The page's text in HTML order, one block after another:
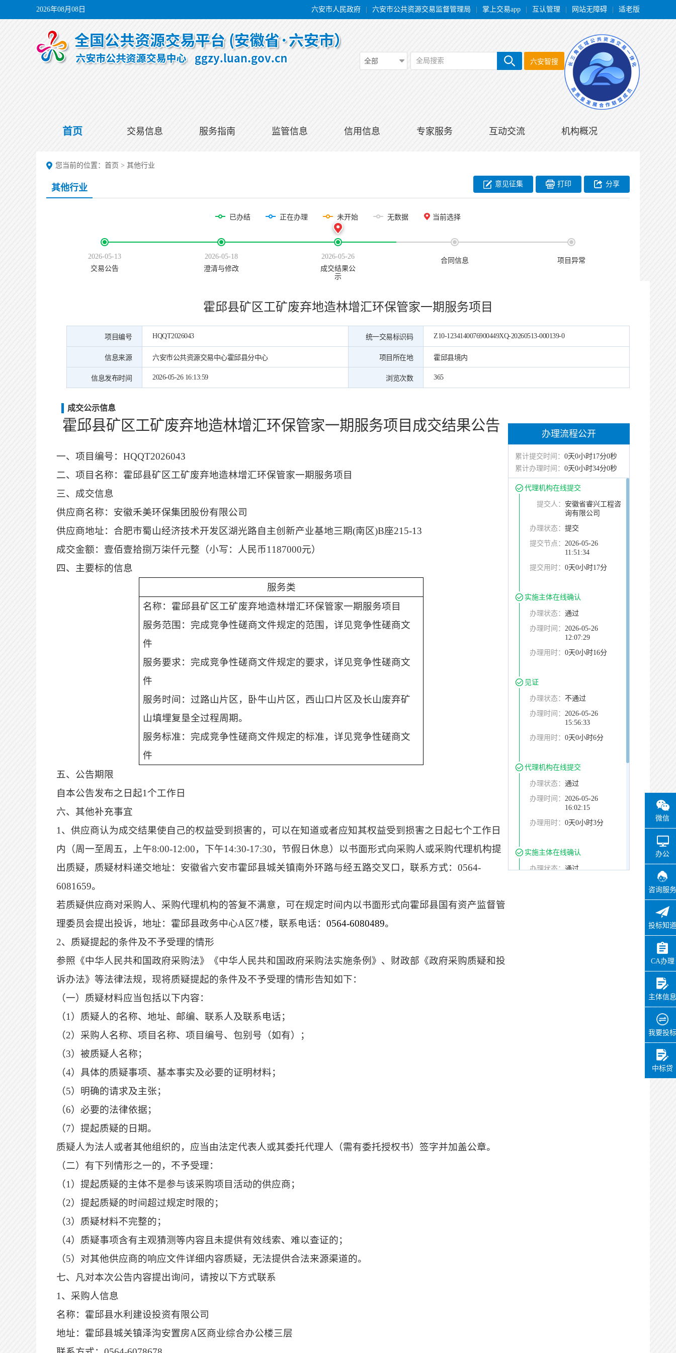
2026年08月08日 六安市人民政府 六安市公共资源交易监督管理局 掌上交易app 互认管理 网站无障碍 适老版
全部 全局搜索 六安智搜
首页 交易信息 服务指南 监管信息 信用信息 专家服务 互动交流 机构概况
微信
办公
咨询服务
投标知道
CA办理
主体信息
我要投标
中标贷
您当前的位置： 首页 > 其他行业
其他行业 意见征集 分享
打印
已办结 正在办理 未开始 无数据 当前选择
2026-05-13
交易公告
2026-05-18
澄清与修改
2026-05-26
成交结果公
示
合同信息 项目异常
霍邱县矿区工矿废弃地造林增汇环保管家一期服务项目
项目编号 HQQT2026043 统一交易标识码 Z10-1234140076900449XQ-20260513-000139-0
信息来源 六安市公共资源交易中心霍邱县分中心 项目所在地 霍邱县境内
信息发布时间 2026-05-26 16:13:59 浏览次数 365
成交公示信息
霍邱县矿区工矿废弃地造林增汇环保管家一期服务项目成交结果公告
一、项目编号： HQQT2026043
二、项目名称： 霍邱县矿区工矿废弃地造林增汇环保管家一期服务项目
三、 成交信息
供应商名称：安徽禾美环保集团股份有限公司
供应商地址：合肥市蜀山经济技术开发区湖光路自主创新产业基地三期(南区)B座215-13
成交金额：壹佰壹拾捌万柒仟元整（小写：人民币1187000元）
四、主要标的信息
服务类
名称：霍邱县矿区工矿废弃地造林增汇环保管家一期服务项目
服务范围：完成竞争性磋商文件规定的范围，详见竞争性磋商文
件
服务要求：完成竞争性磋商文件规定的要求，详见竞争性磋商文
件
服务时间：过路山片区，卧牛山片区，西山口片区及长山废弃矿
山填埋复垦全过程周期。
服务标准：完成竞争性磋商文件规定的标准，详见竞争性磋商文
件
五、 公告期限
自本公告发布之日起1个工作日
六、其他补充事宜
1 、供应商认为成交结果使自己的权益受到损害的，可以在知道或者应知其权益受到损害之日起七个工作日
内（周一至周五，上午8:00-12:00，下午14:30-17:30，节假日休息） 以书面形式向采购人或采购代理机构提
出质疑，质疑材料递交地址：安徽省六安市霍邱县城关镇南外环路与经五路交叉口，联系方式： 0564-
6081659。
若质疑供应商对采购人、采购代理机构的答复不满意，可在规定时间内以书面形式向霍邱县国有资产监督管
理委员会提出投诉，地址：霍邱县政务中心A区7楼，联系电话： 0564-6080489。
2、质疑提起的条件及不予受理的情形
参照 《中华人民共和国政府采购法》《中华人民共和国政府采购法实施条例》、财政部《政府采购质疑和投
诉办法》等法律法规，现将质疑提起的条件及不予受理的情形告知如下：
（一）质疑材料应当包括以下内容：
（1）质疑人的名称、地址、邮编、联系人及联系电话；
（2）采购人名称、项目名称、项目编号、包别号（如有）；
（3）被质疑人名称；
（4）具体的质疑事项、基本事实及必要的证明材料；
（5）明确的请求及主张；
（6）必要的法律依据；
（7）提起质疑的日期。
质疑人为法人或者其他组织的，应当由法定代表人或其委托代理人（需有委托授权书）签字并加盖公章。
（二）有下列情形之一的，不予受理：
（1）提起质疑的主体不是参与该采购项目活动的供应商；
（2）提起质疑的时间超过规定时限的；
（3）质疑材料不完整的；
（4）质疑事项含有主观猜测等内容且未提供有效线索、难以查证的；
（5）对其他供应商的响应文件详细内容质疑，无法提供合法来源渠道的。
七、凡对本次公告内容提出询问，请按以下方式联系
1、采购人信息
名称： 霍邱县水利建设投资有限公司
地址：霍邱县城关镇泽沟安置房A区商业综合办公楼三层
办理流程公开
累计提交时间： 0天0小时17分0秒
累计办理时间： 0天0小时34分0秒
代理机构在线提交
提交人： 安徽省睿兴工程咨
询有限公司
办理状态： 提交
提交节点： 2026-05-26
11:51:34
提交用时： 0天0小时17分
实施主体在线确认
办理状态： 通过
办理时间： 2026-05-26
12:07:29
办理用时： 0天0小时16分
见证
办理状态： 不通过
办理时间： 2026-05-26
15:56:33
办理用时： 0天0小时6分
代理机构在线提交
办理状态： 通过
办理时间： 2026-05-26
16:02:15
办理用时： 0天0小时3分
实施主体在线确认
办理状态：通过